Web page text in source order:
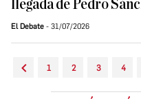
llegada de Pedro
El Debate 31/07/2026
1 2 3 4